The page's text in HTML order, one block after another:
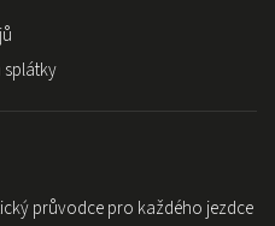
průvodce pro každého jezdce